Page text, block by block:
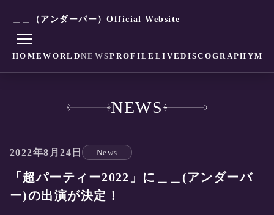
＿＿（アンダーバー）Official Website
HOMEWORLDNEWSPROFILE LIVEDISCOGRAPHY
NEWS
2022年8月24日 News
「超パーティー2022」に＿＿(アンダーバ
ー)の出演が決定！